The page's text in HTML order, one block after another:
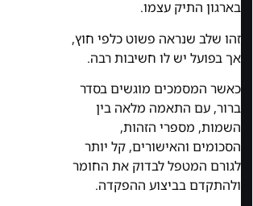
בארגון התיק עצמו.
זהו שלב שנראה פשוט כלפי חוץ,
אך בפועל יש לו חשיבות רבה.
כאשר המסמכים מוגשים בסדר
ברור, עם התאמה מלאה בין
השמות, מספרי הזהות,
הסכומים והאישורים, קל יותר
לגורם המטפל לבדוק את החומר
ולהתקדם בביצוע ההפקדה.